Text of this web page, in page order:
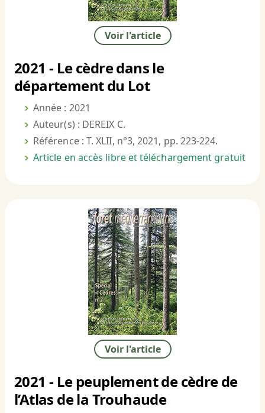
Voir l'article
2021 - Le cèdre dans le
département du Lot
Année : 2021
Auteur(s) : DEREIX C.
Référence : T. XLII, n°3, 2021, pp. 223-224.
Article en accès libre et téléchargement gratuit
Voir l'article
2021 - Le peuplement de cèdre de
l’Atlas de la Trouhaude